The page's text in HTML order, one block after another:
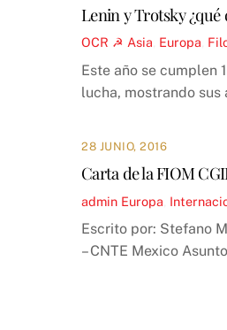
Lenin y Trotsky
OCR ☭ Asia Europa
Este año se cumplen
lucha, mostrando
28 JUNIO, 2016
Carta de la FIOM
admin Europa
Escrito por: Stefano
– CNTE Mexico